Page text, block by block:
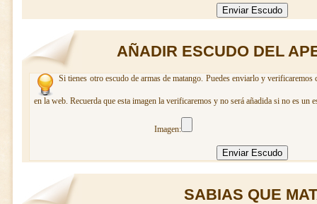
AÑADIR ESCUDO DEL
Si tienes otro escudo de armas de matango. Puedes enviarlo y
en la web. Recuerda que esta imagen la verificaremos y no será añadida si no es un
Imagen:
SABIAS QUE